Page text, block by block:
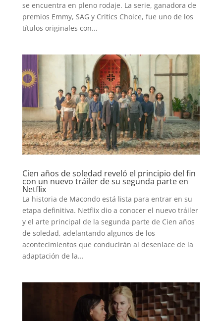
se encuentra en pleno rodaje. La serie, ganadora de
premios Emmy, SAG y Critics Choice, fue uno de los
títulos originales con...
Cien años de soledad reveló el principio del fin
con un nuevo tráiler de su segunda parte en
Netflix
La historia de Macondo está lista para entrar en su
etapa definitiva. Netflix dio a conocer el nuevo tráiler
y el arte principal de la segunda parte de Cien años
de soledad, adelantando algunos de los
acontecimientos que conducirán al desenlace de la
adaptación de la...